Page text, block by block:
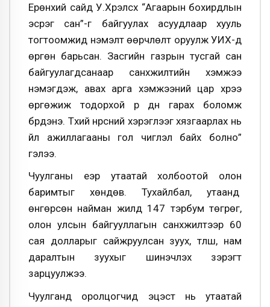
Ерөнхий сайд У.Хүрэлсүх “Агаарын бохирдлын
эсрэг сан”-г байгуулах асуудлаар хууль
тогтоомжид нэмэлт өөрчлөлт оруулж УИХ-д
өргөн барьсан. Засгийн газрын тусгай сан
байгуулагдсанаар санхүүжилтийн хэмжээ
нэмэгдэж, авах арга хэмжээний цар хүрээ
өргөжиж тодорхой үр дүн гарах боломж
бүрдэнэ. Түүхий нүүрсний хэрэглээг хязгаарлах нь
үйл ажиллагааны гол чиглэл байх болно”
гэлээ.
Чуулганы үеэр утаатай холбоотой олон
баримтыг хөндөв. Тухайлбал, утаанд
өнгөрсөн найман жилд 147 тэрбум төгрөг,
олон улсын байгууллагын санхүүжилтээр 60
сая долларыг сайжруулсан зуух, түлш, нам
даралтын зуухыг шинэчлэх зэрэгт
зарцуулжээ.
Чуулганд оролцогчид эцэст нь утаатай